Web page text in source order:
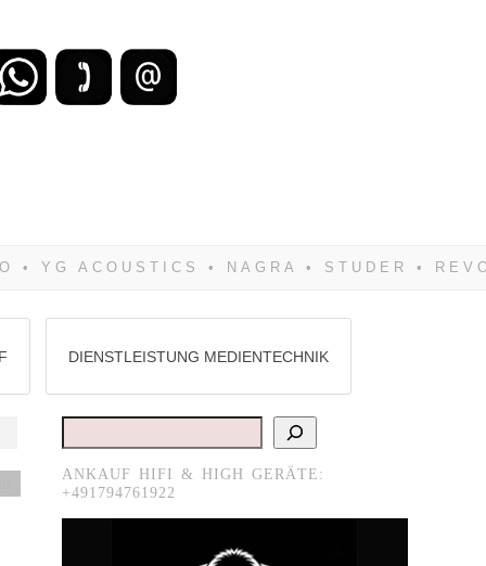
DIENSTLEISTUNG MEDIENTECHNIK
Suchen
ANKAUF HIFI & HIGH GERÄTE:
+491794761922